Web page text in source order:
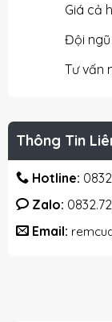
Giá cả
Đội ngũ
Tư vấn
Thông Tin
Hotline:
Zalo:
Email: